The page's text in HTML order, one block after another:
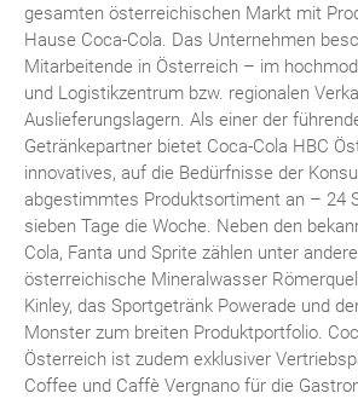
gesamten österreichischen Markt mit
Hause Coca-Cola. Das Unternehmen
Mitarbeitende in Österreich – im
und Logistikzentrum bzw. regionalen
Auslieferungslagern. Als einer der
Getränkepartner bietet Coca-Cola HBC
innovatives, auf die Bedürfnisse der
abgestimmtes Produktsortiment an – 24
sieben Tage die Woche. Neben den
Cola, Fanta und Sprite zählen unter
österreichische Mineralwasser
Kinley, das Sportgetränk Powerade und
Monster zum breiten Produktportfolio.
Österreich ist zudem exklusiver
Coffee und Caffè Vergnano für die